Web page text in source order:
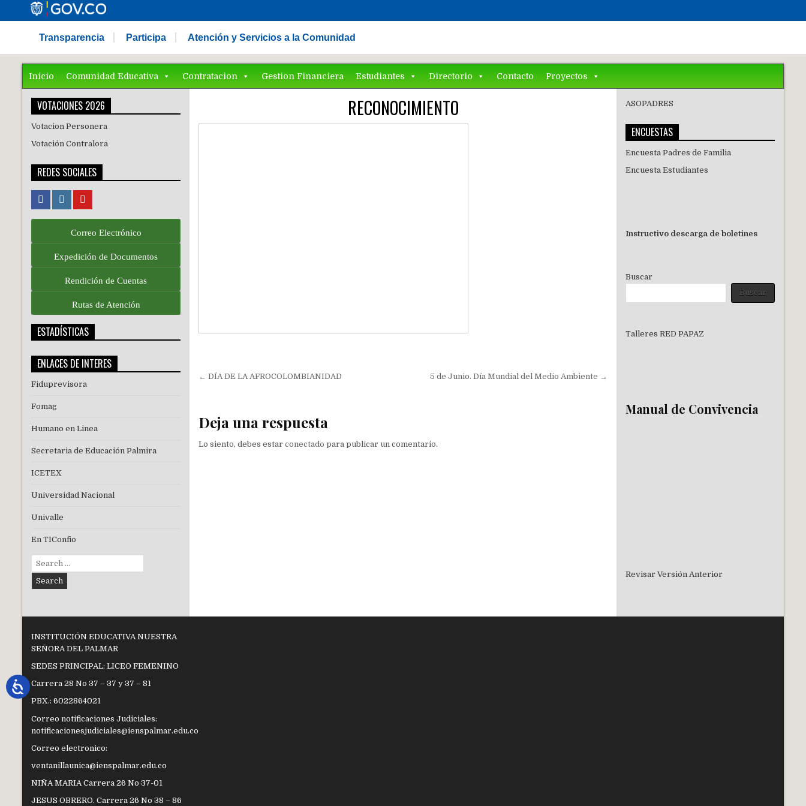
Transparencia Participa Atención y Servicios a la Comunidad
Inicio Comunidad Educativa Contratacion Gestion Financiera Estudiantes Directorio Contacto Proyectos
RECONOCIMIENTO
Navegación
entradas
← DÍA DE LA AFROCOLOMBIANIDAD 5 de Junio. Día Mundial del Medio Ambiente →
Deja una respuesta
Lo siento, debes estarconectado para publicar un comentario.
VOTACIONES 2026
Votacion Personera
Votación Contralora
REDES SOCIALES
Correo Electrónico
Expedición de Documentos
Rendición de Cuentas
Rutas de Atención
ESTADÍSTICAS
ENLACES DE INTERES
Fiduprevisora
Fomag
Humano en Linea
Secretaria de Educación Palmira
ICETEX
Universidad Nacional
Univalle
En TIConfio
Search
for:
ASOPADRES
ENCUESTAS
Encuesta Padres de Familia
Encuesta Estudiantes
Instructivo descarga de boletines
Buscar
Buscar
Talleres RED PAPAZ
Manual de Convivencia
Revisar Versión Anterior
INSTITUCIÓN EDUCATIVA NUESTRA
SEÑORA DEL PALMAR
SEDES PRINCIPAL: LICEO FEMENINO
Carrera 28 No 37 – 37 y 37 – 81
PBX.: 6022864021
Correo notificaciones Judiciales:
notificacionesjudiciales@ienspalmar.edu.co
Correo electronico:
ventanillaunica@ienspalmar.edu.co
NIÑA MARIA Carrera 26 No 37-01
JESUS OBRERO. Carrera 26 No 38 – 86